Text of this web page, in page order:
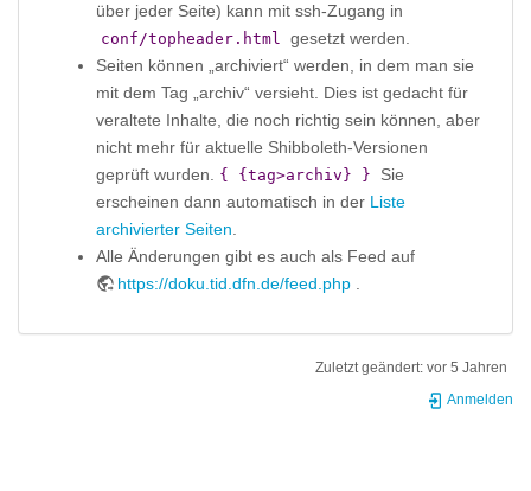
über jeder Seite) kann mit ssh-Zugang in
conf/topheader.html gesetzt werden.
Seiten können „archiviert“ werden, in dem man sie
mit dem Tag „archiv“ versieht. Dies ist gedacht für
veraltete Inhalte, die noch richtig sein können, aber
nicht mehr für aktuelle Shibboleth-Versionen
geprüft wurden.
{ {tag>archiv} }
Sie
erscheinen dann automatisch in der Liste
archivierter Seiten
Alle Änderungen gibt es auch als Feed auf
https://doku.tid.dfn.de/feed.php
Zuletzt geändert: vor 5 Jahren
Anmelden